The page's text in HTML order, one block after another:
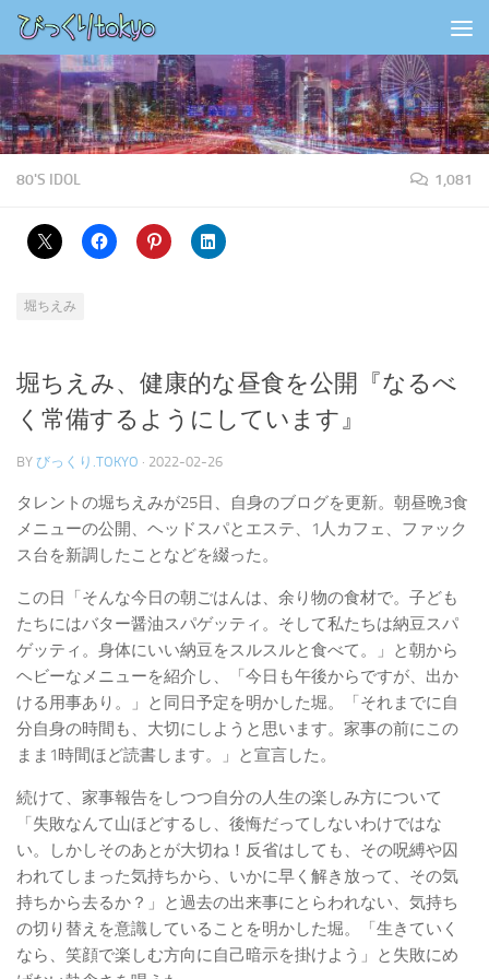
コンテンツの下
80'S IDOL 1,081
堀ちえみ
堀ちえみ、健康的な昼食を公開『なるべ
く常備するようにしています』
BY びっくり.TOKYO · 2022-02-26
タレントの堀ちえみが25日、自身のブログを更新。朝昼晩3食
メニューの公開、ヘッドスパとエステ、1人カフェ、ファック
ス台を新調したことなどを綴った。
この日「そんな今日の朝ごはんは、余り物の食材で。子ども
たちにはバター醤油スパゲッティ。そして私たちは納豆スパ
ゲッティ。身体にいい納豆をスルスルと食べて。」と朝から
ヘビーなメニューを紹介し、「今日も午後からですが、出か
ける用事あり。」と同日予定を明かした堀。「それまでに自
分自身の時間も、大切にしようと思います。家事の前にこの
まま1時間ほど読書します。」と宣言した。
続けて、家事報告をしつつ自分の人生の楽しみ方について
「失敗なんて山ほどするし、後悔だってしないわけではな
い。しかしそのあとが大切ね！反省はしても、その呪縛や囚
われてしまった気持ちから、いかに早く解き放って、その気
持ちから去るか？」と過去の出来事にとらわれない、気持ち
の切り替えを意識していることを明かした堀。「生きていく
なら、笑顔で楽しむ方向に自己暗示を掛けよう」と失敗にめ